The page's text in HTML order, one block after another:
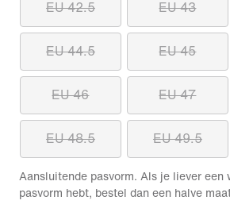
EU 42.5 EU 43
EU 44.5 EU 45
EU 46 EU 47
EU 48.5 EU 49.5
Aansluitende pasvorm. Als je liever een
pasvorm hebt, bestel dan een halve